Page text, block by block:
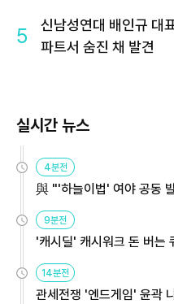
5
신남성연대 배인규 대
파트서 숨진 채 발견
실시간 뉴스
4분전
與 "'하늘이법' 여야 공동
9분전
'캐시딜' 캐시워크 돈 버는
14분전
관세전쟁 '엔드게임' 윤곽